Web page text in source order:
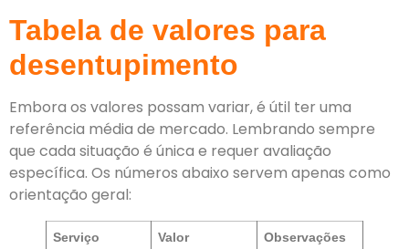
Tabela de valores para
desentupimento
Embora os valores possam variar, é útil ter uma
referência média de mercado. Lembrando sempre
que cada situação é única e requer avaliação
específica. Os números abaixo servem apenas como
orientação geral:
Serviço
Valor
Observações